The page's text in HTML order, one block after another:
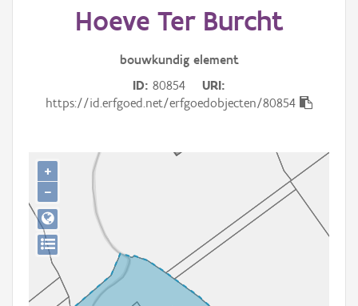
Gebeurtenis
Persoon of collectief
Downloads
Hergebruik
Aanmelden
Hoeve Ter Burcht
bouwkundig element
ID 80854
URI
https://id.erfgoed.net/erfgoedobjecten/80854
+
−